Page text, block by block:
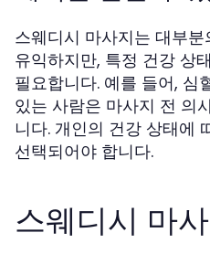
스웨디시 마사지는 대부
유익하지만, 특정 건강 상
필요합니다. 예를 들어, 심
있는 사람은 마사지 전 의
니다. 개인의 건강 상태에
선택되어야 합니다.
스웨디시 마